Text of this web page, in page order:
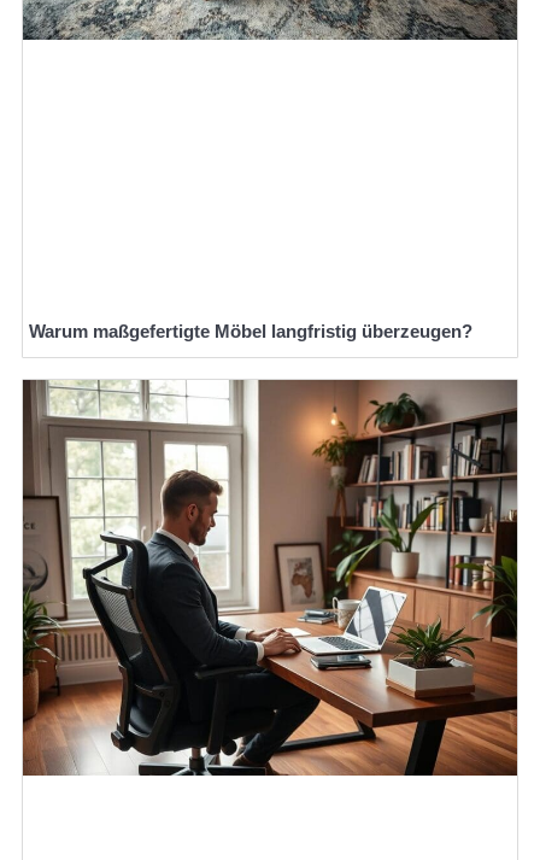
Warum maßgefertigte Möbel langfristig überzeugen?